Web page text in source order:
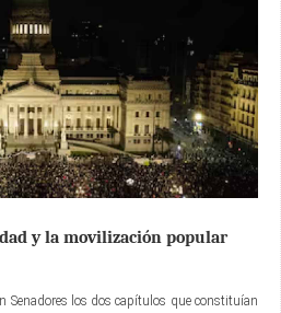
y la movilización popular
Senadores los dos capítulos que constituían